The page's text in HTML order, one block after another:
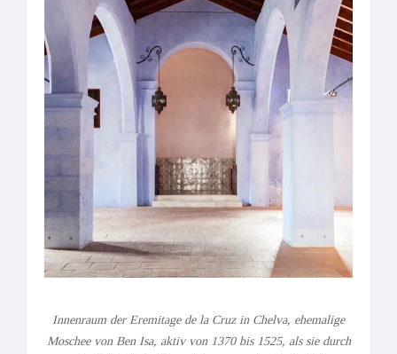
Innenraum der Eremitage de la Cruz in Chelva, ehemalige
Moschee von Ben Isa, aktiv von 1370 bis 1525, als sie durch